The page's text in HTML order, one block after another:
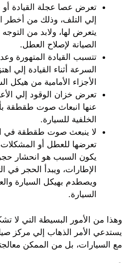
تعرض عصا عجلة القيادة أو
إلي التلف، وذلك من أخطر
يتعرض لها، ولابد من التوجه
الصيانة لإصلاح العطل.
تتسبب القيادة المتهورة
السرعة أثناء القيادة إلي
الأجزاء الأمامية من هيكل
تعرض خزان الوقود إلي
عنها انبعاث صوت طقطقة
الخلفية للسيارة.
لا ينبعث صوت طقطقة في
تعرضها للعطل أو
يكون السبب هو انحشار
الإطارات، ويبدأ الحجر في
ويصطدم بهيكل السيارة
السيارة.
وهذا من الأمور البسيطة التي لا
يستدعي الأمر الذهاب إلي مركز
مع السيارات، بل من الممكن